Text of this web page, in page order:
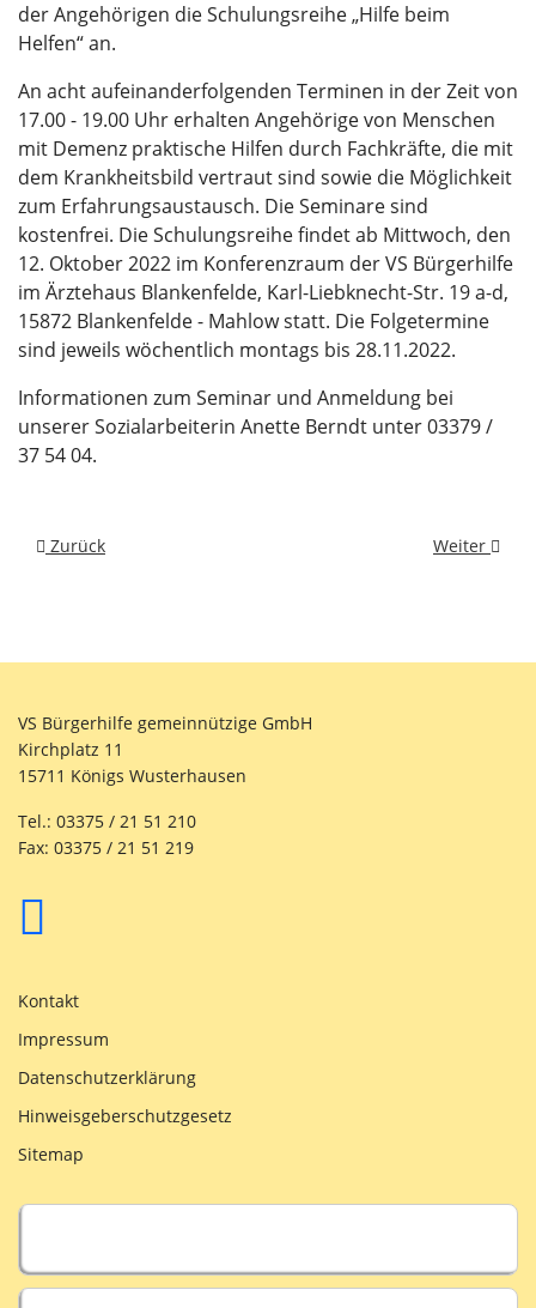
der Angehörigen die Schulungsreihe „Hilfe beim
Helfen“ an.
An acht aufeinanderfolgenden Terminen in der Zeit von
17.00 - 19.00 Uhr erhalten Angehörige von Menschen
mit Demenz praktische Hilfen durch Fachkräfte, die mit
dem Krankheitsbild vertraut sind sowie die Möglichkeit
zum Erfahrungsaustausch. Die Seminare sind
kostenfrei. Die Schulungsreihe findet ab Mittwoch, den
12. Oktober 2022 im Konferenzraum der VS Bürgerhilfe
im Ärztehaus Blankenfelde, Karl-Liebknecht-Str. 19 a-d,
15872 Blankenfelde - Mahlow statt. Die Folgetermine
sind jeweils wöchentlich montags bis 28.11.2022.
Informationen zum Seminar und Anmeldung bei
unserer Sozialarbeiterin Anette Berndt unter 03379 /
37 54 04.
Vorheriger Beitrag: Start ins Ausbildungsjahr 2022
Zurück Nächster
Weiter
VS Bürgerhilfe gemeinnützige GmbH
Kirchplatz 11
15711 Königs Wusterhausen
Tel.: 03375 / 21 51 210
Fax: 03375 / 21 51 219
Kontakt
Impressum
Datenschutzerklärung
Hinweisgeberschutzgesetz
Sitemap